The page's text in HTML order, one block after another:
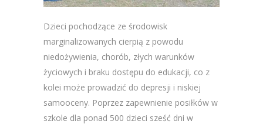
Dzieci pochodzące ze środowisk
marginalizowanych cierpią z powodu
niedożywienia, chorób, złych warunków
życiowych i braku dostępu do edukacji, co z
kolei może prowadzić do depresji i niskiej
samooceny​​. Poprzez zapewnienie posiłków w
szkole dla ponad 500 dzieci sześć dni w